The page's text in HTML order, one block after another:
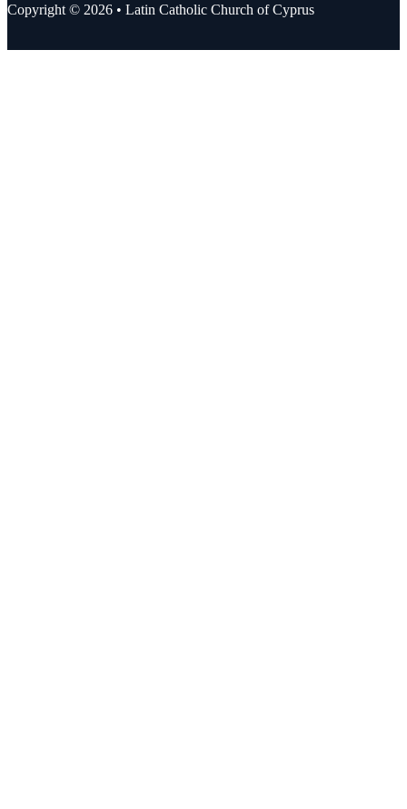
Copyright © 2026 • Latin Catholic Church of Cyprus